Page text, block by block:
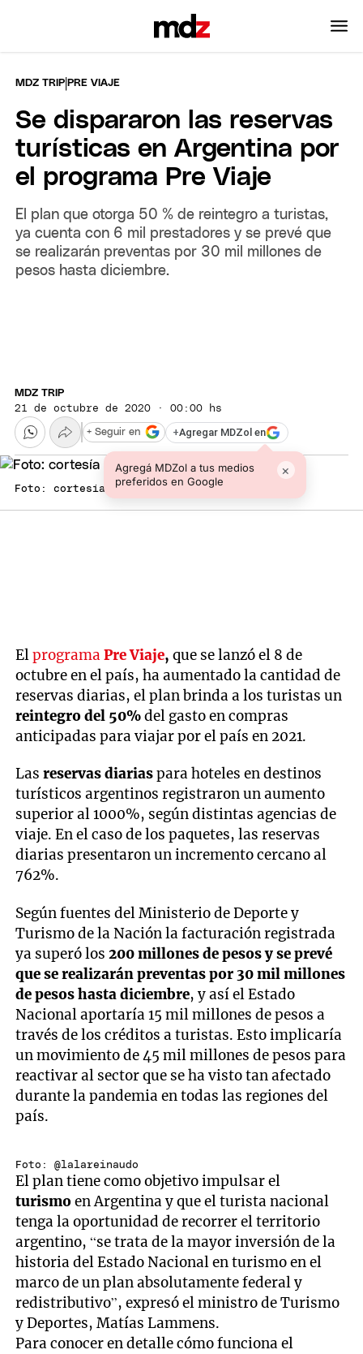
MDZ TRIP |PRE VIAJE
Se dispararon las reservas
turísticas en Argentina por
el programa Pre Viaje
El plan que otorga 50 % de reintegro a turistas,
ya cuenta con 6 mil prestadores y se prevé que
se realizarán preventas por 30 mil millones de
pesos hasta diciembre.
MDZ TRIP
21 de octubre de 2020 · 00:00 hs
+Agregar MDZol en
Agregá MDZol a tus medios
preferidos en Google
×
+ Seguir en
Foto: cortesía Tripin Argentina
Elprograma Pre Viaje, que se lanzó el 8 de
octubre en el país, ha aumentado la cantidad de
reservas diarias, el plan brinda a los turistas un
reintegro del 50%del gasto en compras
anticipadas para viajar por el país en 2021.
Lasreservas diariaspara hoteles en destinos
turísticos argentinos registraron un aumento
superior al 1000%, según distintas agencias de
viaje. En el caso de los paquetes, las reservas
diarias presentaron un incremento cercano al
762%.
Según fuentes del Ministerio de Deporte y
Turismo de la Nación la facturación registrada
ya superó los200 millones de pesos y se prevé
que se realizarán preventas por 30 mil millones
de pesos hasta diciembre, y así el Estado
Nacional aportaría 15 mil millones de pesos a
través de los créditos a turistas. Esto implicaría
un movimiento de 45 mil millones de pesos para
reactivar al sector que se ha visto tan afectado
durante la pandemia en todas las regiones del
país.
Foto: @lalareinaudo
El plan tiene como objetivo impulsar el
turismoen Argentina y que el turista nacional
tenga la oportunidad de recorrer el territorio
argentino, “se trata de la mayor inversión de la
historia del Estado Nacional en turismo en el
marco de un plan absolutamente federal y
redistributivo”, expresó el ministro de Turismo
y Deportes, Matías Lammens.
Para conocer en detalle cómo funciona el